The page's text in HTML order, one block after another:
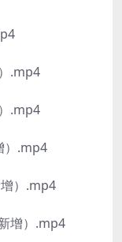
.mp4
.mp4
）.mp4
）.mp4
增）.mp4